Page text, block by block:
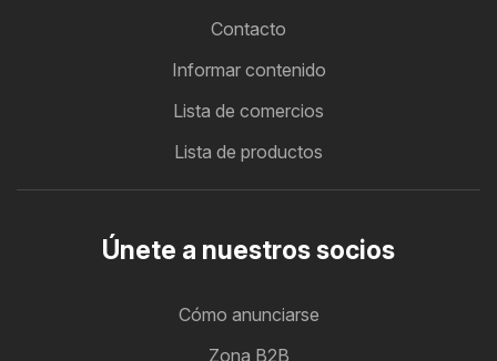
Contacto
Informar contenido
Lista de comercios
Lista de productos
Únete a nuestros socios
Cómo anunciarse
Zona B2B